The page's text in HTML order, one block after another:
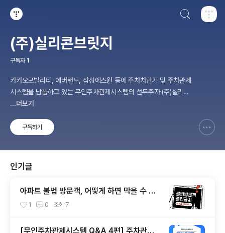
(주)실리콘브릿지
구독자 1
카카오모빌리티, 에버랜드, 삼성에스원 등에 주차차단기 및 주차관제
시스템을 납품하고 있는 무인주차관제시스템의 선두주자 (주)실리콘
브릿지입니다.
...더보기
구독하기
인기글
아파트 불법 방문객, 어떻게 하면 막을 수 있
을까? [아파트 무인주차관제시스템 설치 전
1 0 조회 7
[무인주차관제시스템 Q&A 4편] 주차관제